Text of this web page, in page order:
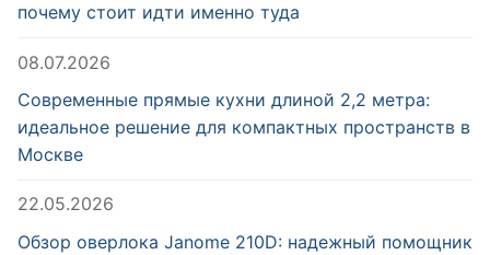
почему стоит идти именно туда
08.07.2026
Современные прямые кухни длиной 2,2 метра:
идеальное решение для компактных пространств в
Москве
22.05.2026
Обзор оверлока Janome 210D: надежный помощник